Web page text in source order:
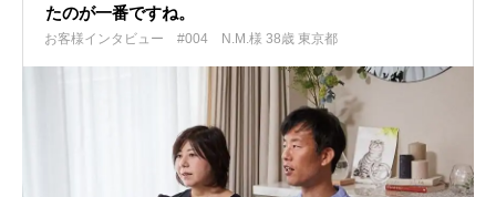
たのが一番ですね。
お客様インタビュー #004 N.M.様 38歳 東京都